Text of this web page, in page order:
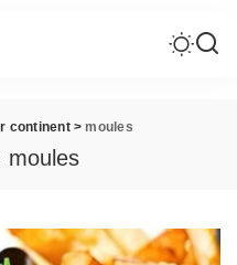
continent>moules
moules